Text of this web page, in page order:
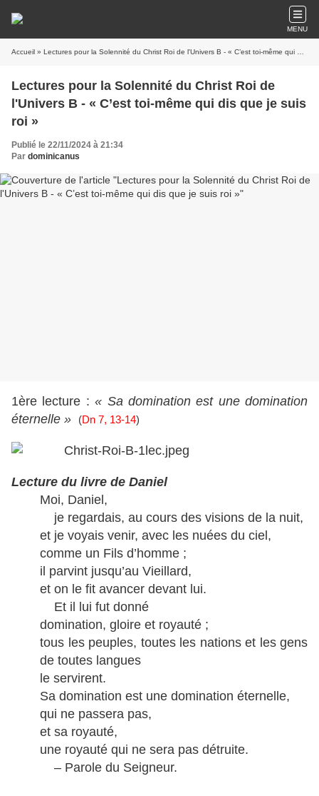
MENU
Accueil » Lectures pour la Solennité du Christ Roi de l'Univers B - « C’est toi-même qui dis que je suis roi »
Lectures pour la Solennité du Christ Roi de
l'Univers B - « C’est toi-même qui dis que je suis
roi »
Publié le 22/11/2024 à 21:34
Par dominicanus
1ère lecture :« Sa domination est une domination
éternelle »
(Dn 7, 13-14)
Lecture du livre de Daniel
Moi, Daniel,
je regardais, au cours des visions de la nuit,
et je voyais venir, avec les nuées du ciel,
comme un Fils d’homme ;
il parvint jusqu’au Vieillard,
et on le fit avancer devant lui.
Et il lui fut donné
domination, gloire et royauté ;
tous les peuples, toutes les nations et les gens
de toutes langues
le servirent.
Sa domination est une domination éternelle,
qui ne passera pas,
et sa royauté,
une royauté qui ne sera pas détruite.
– Parole du Seigneur.